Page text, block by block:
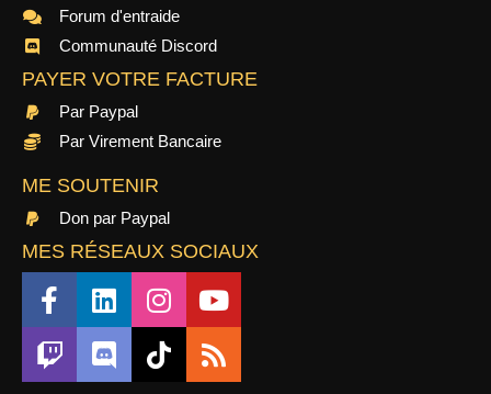
Forum d'entraide
Communauté Discord
PAYER VOTRE FACTURE
Par Paypal
Par Virement Bancaire
ME SOUTENIR
Don par Paypal
MES RÉSEAUX SOCIAUX